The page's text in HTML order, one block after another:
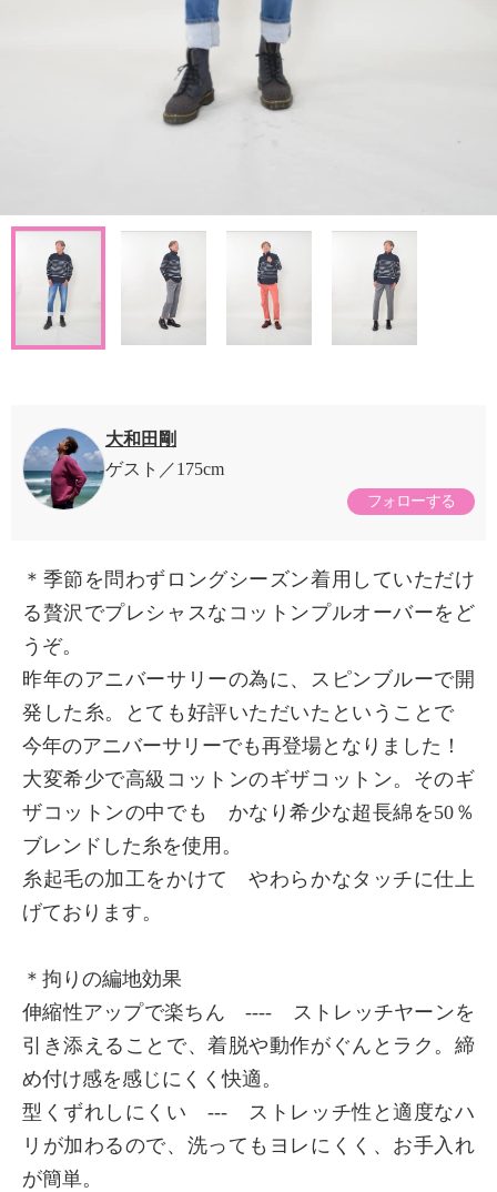
大和田剛
ゲスト
175cm
フォローする
＊季節を問わずロングシーズン着用していただけ
る贅沢でプレシャスなコットンプルオーバーをど
うぞ。
昨年のアニバーサリーの為に、スピンブルーで開
発した糸。とても好評いただいたということで
今年のアニバーサリーでも再登場となりました！
大変希少で高級コットンのギザコットン。そのギ
ザコットンの中でも かなり希少な超長綿を50％
ブレンドした糸を使用。
糸起毛の加工をかけて やわらかなタッチに仕上
げております。
＊拘りの編地効果
伸縮性アップで楽ちん ---- ストレッチヤーンを
引き添えることで、着脱や動作がぐんとラク。締
め付け感を感じにくく快適。
型くずれしにくい --- ストレッチ性と適度なハ
リが加わるので、洗ってもヨレにくく、お手入れ
が簡単。